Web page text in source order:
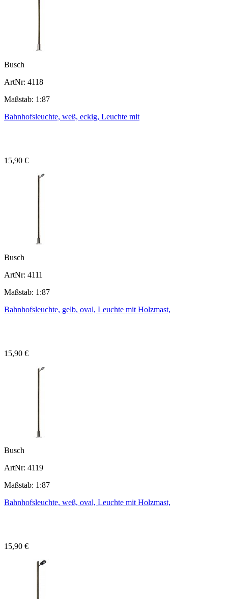
Busch
ArtNr: 4118
Maßstab: 1:87
Bahnhofsleuchte, weß, eckig, Leuchte mit
15,90 €
Busch
ArtNr: 4111
Maßstab: 1:87
Bahnhofsleuchte, gelb, oval, Leuchte mit Holzmast,
15,90 €
Busch
ArtNr: 4119
Maßstab: 1:87
Bahnhofsleuchte, weß, oval, Leuchte mit Holzmast,
15,90 €